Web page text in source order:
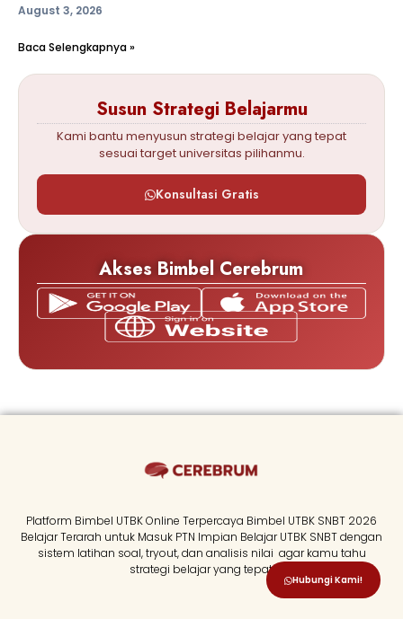
August 3, 2026
Baca Selengkapnya »
Susun Strategi Belajarmu
Kami bantu menyusun strategi belajar yang tepat
sesuai target universitas pilihanmu.
Konsultasi Gratis
Akses Bimbel Cerebrum
Platform Bimbel UTBK Online Terpercaya Bimbel UTBK SNBT 2026
Belajar Terarah untuk Masuk PTN Impian Belajar UTBK SNBT dengan
sistem latihan soal, tryout, dan analisis nilai agar kamu tahu
strategi belajar yang tepat.
Hubungi Kami!